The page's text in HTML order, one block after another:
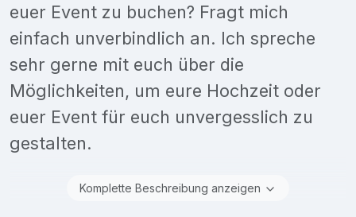
euer Event zu buchen? Fragt mich
einfach unverbindlich an. Ich spreche
sehr gerne mit euch über die
Möglichkeiten, um eure Hochzeit oder
euer Event für euch unvergesslich zu
gestalten.
Komplette Beschreibung anzeigen